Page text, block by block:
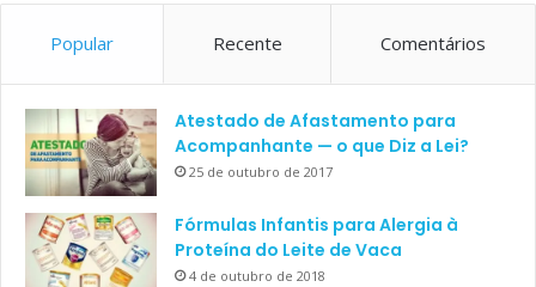
Popular Recente Comentários
Atestado de Afastamento para
Acompanhante — o que Diz a Lei?
25 de outubro de 2017
Fórmulas Infantis para Alergia à
Proteína do Leite de Vaca
4 de outubro de 2018